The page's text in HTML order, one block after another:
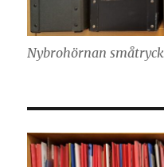
Nybrohörnan småtryck